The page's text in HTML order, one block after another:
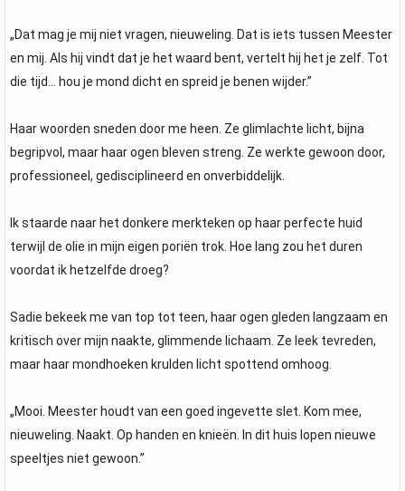
„Dat mag je mij niet vragen, nieuweling. Dat is iets tussen Meester
en mij. Als hij vindt dat je het waard bent, vertelt hij het je zelf. Tot
die tijd… hou je mond dicht en spreid je benen wijder.”
Haar woorden sneden door me heen. Ze glimlachte licht, bijna
begripvol, maar haar ogen bleven streng. Ze werkte gewoon door,
professioneel, gedisciplineerd en onverbiddelijk.
Ik staarde naar het donkere merkteken op haar perfecte huid
terwijl de olie in mijn eigen poriën trok. Hoe lang zou het duren
voordat ik hetzelfde droeg?
Sadie bekeek me van top tot teen, haar ogen gleden langzaam en
kritisch over mijn naakte, glimmende lichaam. Ze leek tevreden,
maar haar mondhoeken krulden licht spottend omhoog.
„Mooi. Meester houdt van een goed ingevette slet. Kom mee,
nieuweling. Naakt. Op handen en knieën. In dit huis lopen nieuwe
speeltjes niet gewoon.”